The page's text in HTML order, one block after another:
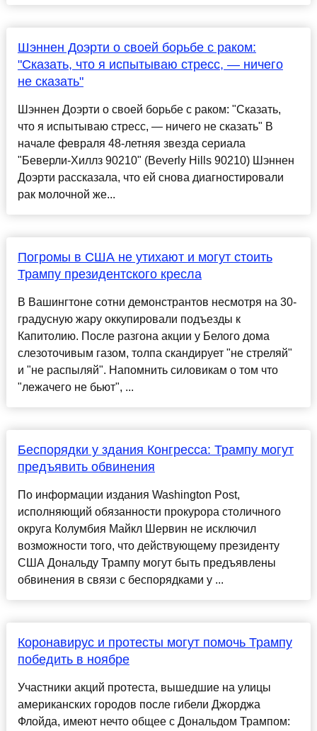
Шэннен Доэрти о своей борьбе с раком:
"Сказать, что я испытываю стресс, — ничего
не сказать"
Шэннен Доэрти о своей борьбе с раком: "Сказать,
что я испытываю стресс, — ничего не сказать" В
начале февраля 48-летняя звезда сериала
"Беверли-Хиллз 90210" (Beverly Hills 90210) Шэннен
Доэрти рассказала, что ей снова диагностировали
рак молочной же...
Погромы в США не утихают и могут стоить
Трампу президентского кресла
В Вашингтоне сотни демонстрантов несмотря на 30-
градусную жару оккупировали подъезды к
Капитолию. После разгона акции у Белого дома
слезоточивым газом, толпа скандирует "не стреляй"
и "не распыляй". Напомнить силовикам о том что
"лежачего не бьют", ...
Беспорядки у здания Конгресса: Трампу могут
предъявить обвинения
По информации издания Washington Post,
исполняющий обязанности прокурора столичного
округа Колумбия Майкл Шервин не исключил
возможности того, что действующему президенту
США Дональду Трампу могут быть предъявлены
обвинения в связи с беспорядками у ...
Коронавирус и протесты могут помочь Трампу
победить в ноябре
Участники акций протеста, вышедшие на улицы
американских городов после гибели Джорджа
Флойда, имеют нечто общее с Дональдом Трампом: